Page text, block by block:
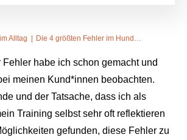
Alltag Die 4 größten Fehler im Hundetraining und wie du sie vermeiden kannst
habe ich schon gemacht und
meinen Kund*innen beobachten.
und der Tatsache, dass ich als
Training selbst sehr oft reflektieren
gefunden, diese Fehler zu